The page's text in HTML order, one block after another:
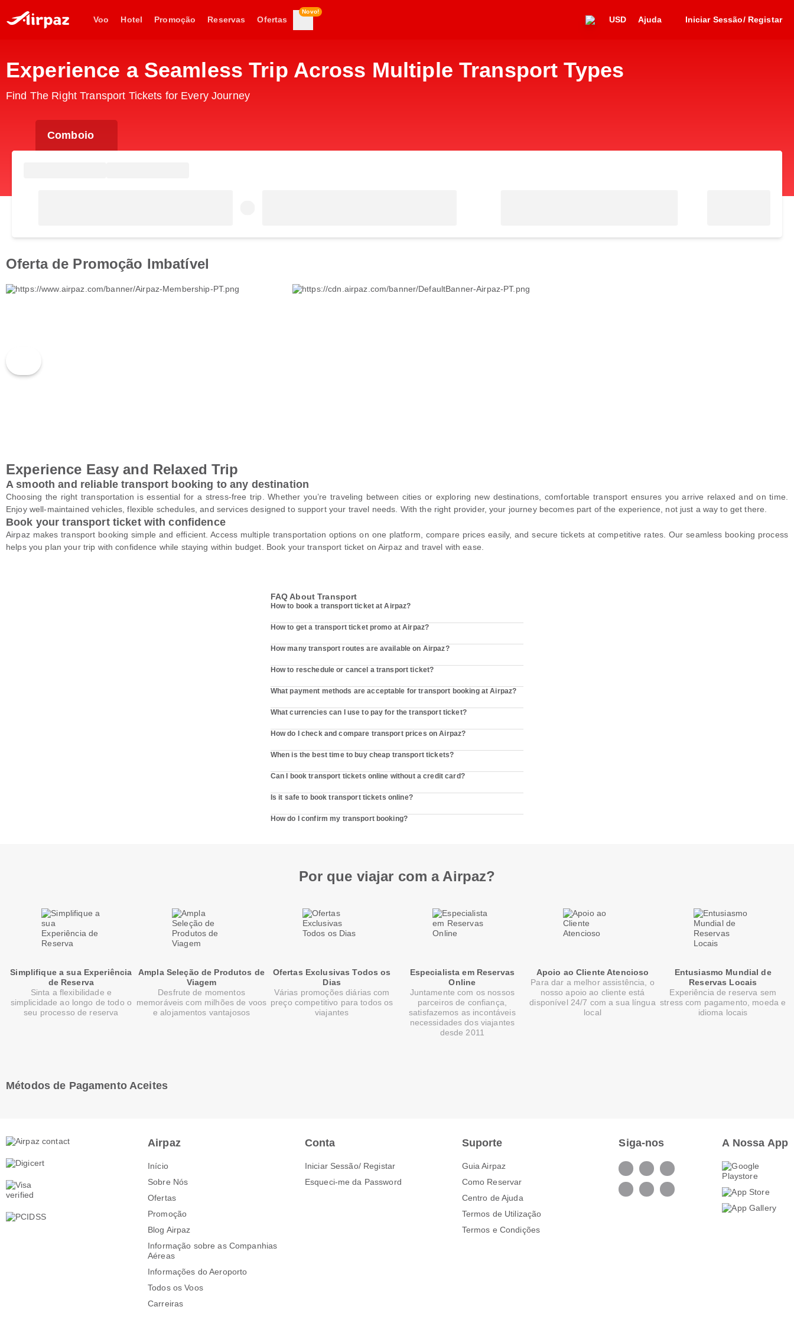
Voo Hotel Promoção Reservas Ofertas
Novo!
USD Ajuda Iniciar Sessão/ Registar
Experience a Seamless Trip Across Multiple Transport Types
Find The Right Transport Tickets for Every Journey
Comboio
Oferta de Promoção Imbatível
Experience Easy and Relaxed Trip
A smooth and reliable transport booking to any destination
Choosing the right transportation is essential for a stress-free trip. Whether you’re traveling between cities or exploring new destinations, comfortable transport ensures you arrive relaxed and on time.
Enjoy well-maintained vehicles, flexible schedules, and services designed to support your travel needs. With the right provider, your journey becomes part of the experience, not just a way to get there.
Book your transport ticket with confidence
Airpaz makes transport booking simple and efficient. Access multiple transportation options on one platform, compare prices easily, and secure tickets at competitive rates. Our seamless booking process
helps you plan your trip with confidence while staying within budget. Book your transport ticket on Airpaz and travel with ease.
FAQ About Transport
How to book a transport ticket at Airpaz?
How to get a transport ticket promo at Airpaz?
How many transport routes are available on Airpaz?
How to reschedule or cancel a transport ticket?
What payment methods are acceptable for transport booking at Airpaz?
What currencies can I use to pay for the transport ticket?
How do I check and compare transport prices on Airpaz?
When is the best time to buy cheap transport tickets?
Can I book transport tickets online without a credit card?
Is it safe to book transport tickets online?
How do I confirm my transport booking?
Por que viajar com a Airpaz?
Simplifique a sua Experiência
de Reserva
Sinta a flexibilidade e
simplicidade ao longo de todo o
seu processo de reserva
Ampla Seleção de Produtos de
Viagem
Desfrute de momentos
memoráveis com milhões de voos
e alojamentos vantajosos
Ofertas Exclusivas Todos os
Dias
Várias promoções diárias com
preço competitivo para todos os
viajantes
Especialista em Reservas
Online
Juntamente com os nossos
parceiros de confiança,
satisfazemos as incontáveis
necessidades dos viajantes
desde 2011
Apoio ao Cliente Atencioso
Para dar a melhor assistência, o
nosso apoio ao cliente está
disponível 24/7 com a sua língua
local
Entusiasmo Mundial de
Reservas Locais
Experiência de reserva sem
stress com pagamento, moeda e
idioma locais
Métodos de Pagamento Aceites
Airpaz
Início
Sobre Nós
Ofertas
Promoção
Blog Airpaz
Informação sobre as Companhias
Aéreas
Informações do Aeroporto
Todos os Voos
Carreiras
Conta
Iniciar Sessão/ Registar
Esqueci-me da Password
Suporte
Guia Airpaz
Como Reservar
Centro de Ajuda
Termos de Utilização
Termos e Condições
Siga-nos A Nossa App